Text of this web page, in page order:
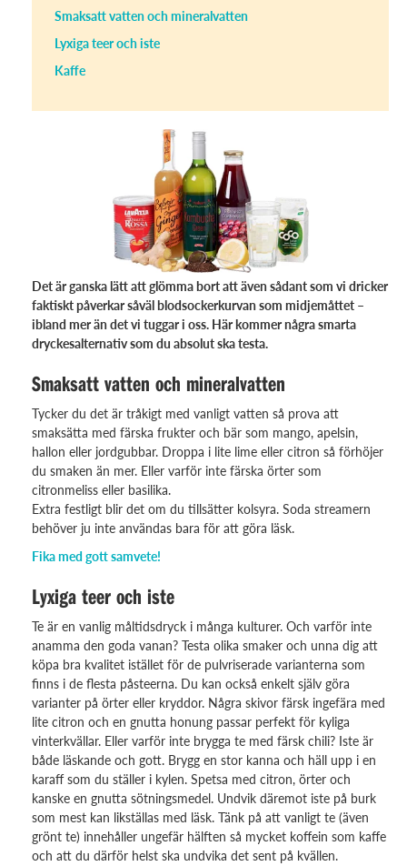
Smaksatt vatten och mineralvatten
Lyxiga teer och iste
Kaffe
Det är ganska lätt att glömma bort att även sådant som vi dricker
faktiskt påverkar såväl blodsockerkurvan som midjemåttet –
ibland mer än det vi tuggar i oss. Här kommer några smarta
dryckesalternativ som du absolut ska testa.
Smaksatt vatten och mineralvatten
Tycker du det är tråkigt med vanligt vatten så prova att
smaksätta med färska frukter och bär som mango, apelsin,
hallon eller jordgubbar. Droppa i lite lime eller citron så förhöjer
du smaken än mer. Eller varför inte färska örter som
citronmeliss eller basilika.
Extra festligt blir det om du tillsätter kolsyra. Soda streamern
behöver ju inte användas bara för att göra läsk.
Fika med gott samvete!
Lyxiga teer och iste
Te är en vanlig måltidsdryck i många kulturer. Och varför inte
anamma den goda vanan? Testa olika smaker och unna dig att
köpa bra kvalitet istället för de pulvriserade varianterna som
finns i de flesta påsteerna. Du kan också enkelt själv göra
varianter på örter eller kryddor. Några skivor färsk ingefära med
lite citron och en gnutta honung passar perfekt för kyliga
vinterkvällar. Eller varför inte brygga te med färsk chili? Iste är
både läskande och gott. Brygg en stor kanna och häll upp i en
karaff som du ställer i kylen. Spetsa med citron, örter och
kanske en gnutta sötningsmedel. Undvik däremot iste på burk
som mest kan likställas med läsk. Tänk på att vanligt te (även
grönt te) innehåller ungefär hälften så mycket koffein som kaffe
och att du därför helst ska undvika det sent på kvällen.